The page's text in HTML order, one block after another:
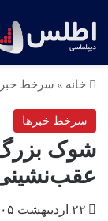
خانه » سرخط
سرخط خبرها
شوک
عقب‌نشینی
۲۲ اردیبهشت ۱۴۰۵